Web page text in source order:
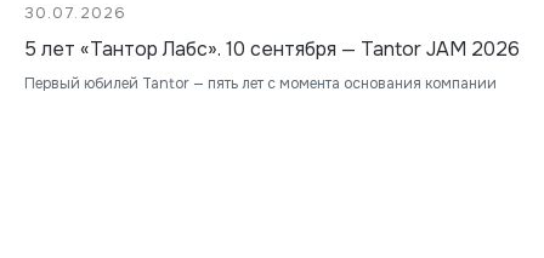
30.07.2026
5 лет «Тантор Лабс». 10 сентября — Tantor JAM 2026
Первый юбилей Tantor — пять лет с момента основания компании